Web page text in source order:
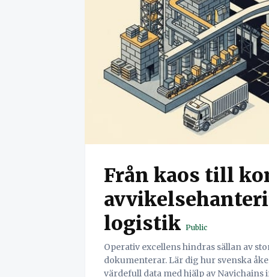
Från kaos till
logistik Public
Operativ excellens hindras sällan av
dokumenterar. Lär dig hur svenska
värdefull data med hjälp av